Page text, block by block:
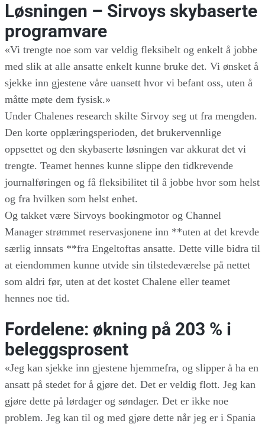
Løsningen – Sirvoys skybaserte
programvare
«Vi trengte noe som var veldig fleksibelt og enkelt å jobbe
med slik at alle ansatte enkelt kunne bruke det. Vi ønsket å
sjekke inn gjestene våre uansett hvor vi befant oss, uten å
måtte møte dem fysisk.»
Under Chalenes research skilte Sirvoy seg ut fra mengden.
Den korte opplæringsperioden, det brukervennlige
oppsettet og den skybaserte løsningen var akkurat det vi
trengte. Teamet hennes kunne slippe den tidkrevende
journalføringen og få fleksibilitet til å jobbe hvor som helst
og fra hvilken som helst enhet.
Og takket være Sirvoys bookingmotor og Channel
Manager strømmet reservasjonene inn **uten at det krevde
særlig innsats **fra Engeltoftas ansatte. Dette ville bidra til
at eiendommen kunne utvide sin tilstedeværelse på nettet
som aldri før, uten at det kostet Chalene eller teamet
hennes noe tid.
Fordelene: økning på 203 % i
beleggsprosent
«Jeg kan sjekke inn gjestene hjemmefra, og slipper å ha en
ansatt på stedet for å gjøre det. Det er veldig flott. Jeg kan
gjøre dette på lørdager og søndager. Det er ikke noe
problem. Jeg kan til og med gjøre dette når jeg er i Spania